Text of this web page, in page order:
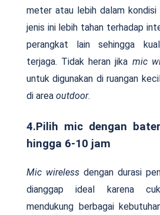
meter atau lebih dalam kondisi
jenis ini lebih tahan terhadap
perangkat lain sehingga
terjaga. Tidak heran jika mic
untuk digunakan di ruangan
di area outdoor.
4.Pilih mic dengan
hingga 6-10 jam
Mic wireless dengan durasi
dianggap ideal karena
mendukung berbagai